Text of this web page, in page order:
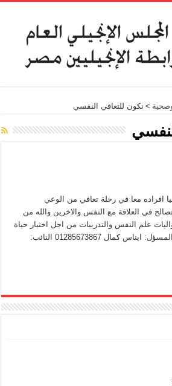
> نكون للتعافي النفسي
افراده معا في رحلة تعافي من الوعي
في العلاقة مع النفس والاخرين والله من
علم النفس والتدريبات من اجل اختبار حياة
افضل تحقق معني وجوده المسؤل: ايناس كمال 01285673867 النائب: